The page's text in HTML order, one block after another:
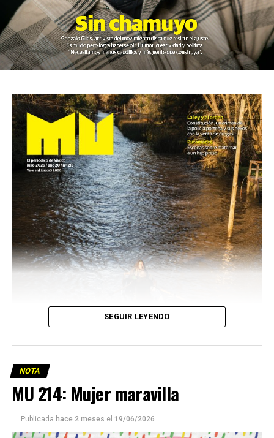
SEGUIR LEYENDO
NOTA
MU 214: Mujer maravilla
Publicada hace 2 meses el 19/06/2026